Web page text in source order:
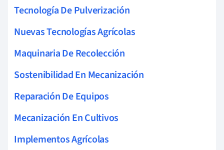
Tecnología De Pulverización
Nuevas Tecnologías Agrícolas
Maquinaria De Recolección
Sostenibilidad En Mecanización
Reparación De Equipos
Mecanización En Cultivos
Implementos Agrícolas